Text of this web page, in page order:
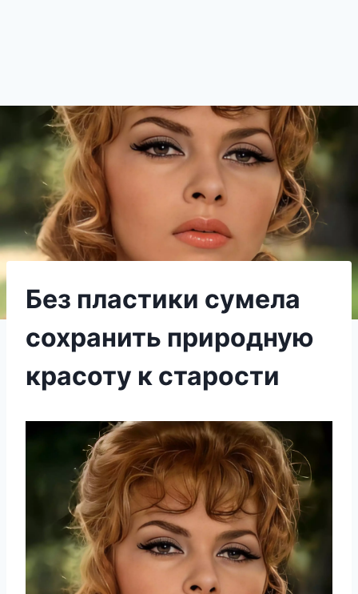
Без пластики сумела
сохранить природную
красоту к старости